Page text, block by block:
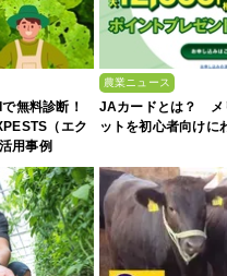
無料診断！
（エク
用事例
農業ニュース
JAカードとは？ メ
ットを初心者向けに